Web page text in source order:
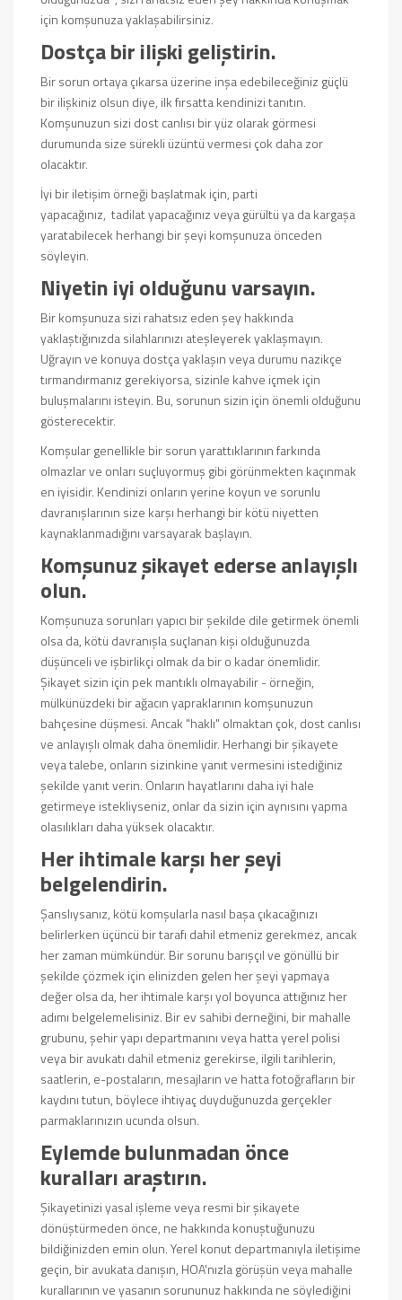
için komşunuza yaklaşabilirsiniz.
Dostça bir ilişki geliştirin.
Bir sorun ortaya çıkarsa üzerine inşa edebileceğiniz güçlü
bir ilişkiniz olsun diye, ilk fırsatta kendinizi tanıtın.
Komşunuzun sizi dost canlısı bir yüz olarak görmesi
durumunda size sürekli üzüntü vermesi çok daha zor
olacaktır.
İyi bir iletişim örneği başlatmak için, parti
yapacağınız, tadilat yapacağınızveya gürültü ya da kargaşa
yaratabilecek herhangi bir şeyi komşunuza önceden
söyleyin.
Niyetin iyi olduğunu varsayın.
Bir komşunuza sizi rahatsız eden şey hakkında
yaklaştığınızda silahlarınızı ateşleyerek yaklaşmayın.
Uğrayın ve konuya dostça yaklaşın veya durumu nazikçe
tırmandırmanız gerekiyorsa, sizinle kahve içmek için
buluşmalarını isteyin. Bu, sorunun sizin için önemli olduğunu
gösterecektir.
Komşular genellikle bir sorun yarattıklarının farkında
olmazlar ve onları suçluyormuş gibi görünmekten kaçınmak
en iyisidir. Kendinizi onların yerine koyun ve sorunlu
davranışlarının size karşı herhangi bir kötü niyetten
kaynaklanmadığını varsayarak başlayın.
Komşunuz şikayet ederse anlayışlı
olun.
Komşunuza sorunları yapıcı bir şekilde dile getirmek önemli
olsa da, kötü davranışla suçlanan kişi olduğunuzda
düşünceli ve işbirlikçi olmak da bir o kadar önemlidir.
Şikayet sizin için pek mantıklı olmayabilir - örneğin,
mülkünüzdeki bir ağacın yapraklarının komşunuzun
bahçesine düşmesi. Ancak "haklı" olmaktan çok, dost canlısı
ve anlayışlı olmak daha önemlidir. Herhangi bir şikayete
veya talebe, onların sizinkine yanıt vermesini istediğiniz
şekilde yanıt verin. Onların hayatlarını daha iyi hale
getirmeye istekliyseniz, onlar da sizin için aynısını yapma
olasılıkları daha yüksek olacaktır.
Her ihtimale karşı her şeyi
belgelendirin.
Şanslıysanız, kötü komşularla nasıl başa çıkacağınızı
belirlerken üçüncü bir tarafı dahil etmeniz gerekmez, ancak
her zaman mümkündür. Bir sorunu barışçıl ve gönüllü bir
şekilde çözmek için elinizden gelen her şeyi yapmaya
değer olsa da, her ihtimale karşı yol boyunca attığınız her
adımı belgelemelisiniz. Bir ev sahibi derneğini, bir mahalle
grubunu, şehir yapı departmanını veya hatta yerel polisi
veya bir avukatı dahil etmeniz gerekirse, ilgili tarihlerin,
saatlerin, e-postaların, mesajların ve hatta fotoğrafların bir
kaydını tutun, böylece ihtiyaç duyduğunuzda gerçekler
parmaklarınızın ucunda olsun.
Eylemde bulunmadan önce
kuralları araştırın.
Şikayetinizi yasal işleme veya resmi bir şikayete
dönüştürmeden önce, ne hakkında konuştuğunuzu
bildiğinizden emin olun. Yerel konut departmanıyla iletişime
geçin, bir avukata danışın, HOA'nızla görüşün veya mahalle
kurallarının ve yasanın sorununuz hakkında ne söylediğini